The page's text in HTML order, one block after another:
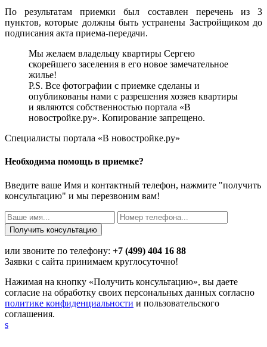
По результатам приемки был составлен перечень из 3
пунктов, которые должны быть устранены Застройщиком до
подписания акта приема-передачи.
Мы желаем владельцу квартиры Сергею
скорейшего заселения в его новое замечательное
жилье!
P.S. Все фотографии с приемке сделаны и
опубликованы нами с разрешения хозяев квартиры
и являются собственностью портала «В
новостройке.ру». Копирование запрещено.
Специалисты портала «В новостройке.ру»
Необходима помощь в приемке?
Введите ваше Имя и контактный телефон, нажмите "получить
консультацию" и мы перезвоним вам!
или звоните по телефону: +7 (499) 404 16 88
Заявки с сайта принимаем круглосуточно!
Нажимая на кнопку «Получить консультацию», вы даете
согласие на обработку своих персональных данных согласно
политике конфиденциальности и пользовательского
соглашения.
s